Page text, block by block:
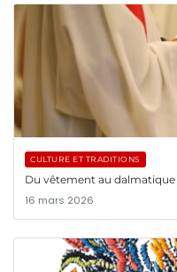
CULTURE ET TRADITIONS
Du vêtement au
16 mars 2026